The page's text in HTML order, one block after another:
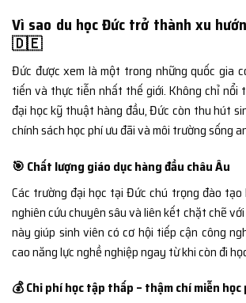
Vì sao du học Đức trở thành xu
🇩🇪
Đức được xem là một trong những quốc gia
tiến và thực tiễn nhất thế giới. Không chỉ nổi
đại học kỹ thuật hàng đầu, Đức còn thu hút
chính sách học phí ưu đãi và môi trường sống
🎯 Chất lượng giáo dục hàng đầu châu Âu
Các trường đại học tại Đức chú trọng đào
nghiên cứu chuyên sâu và liên kết chặt chẽ
này giúp sinh viên có cơ hội tiếp cận công
cao năng lực nghề nghiệp ngay từ khi còn đi
💰 Chi phí học tập thấp – thậm chí miễn học